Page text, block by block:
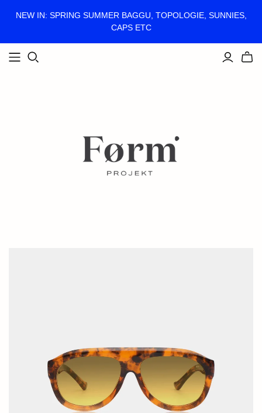
NEW IN: SPRING SUMMER BAGGU, TOPOLOGIE, SUNNIES,
CAPS ETC